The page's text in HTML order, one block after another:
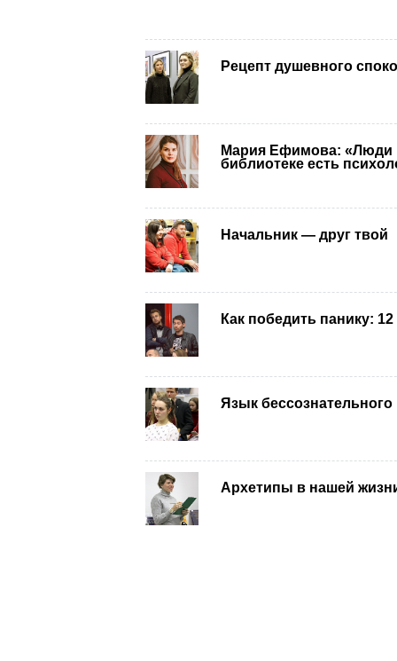
Рецепт душевного
Мария Ефимова: «Люди
библиотеке есть
Начальник — друг твой
Как победить панику:
Язык бессознательного
Архетипы в нашей